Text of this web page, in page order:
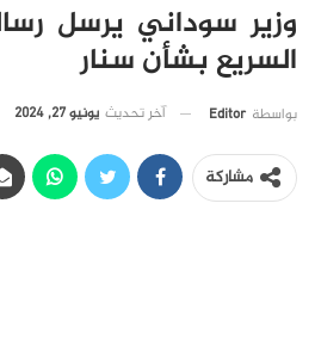
وزير سوداني يرسل
السريع بشأن سنار
بواسطة Editor آخر تحديث يونيو 27, 2024
مشاركة